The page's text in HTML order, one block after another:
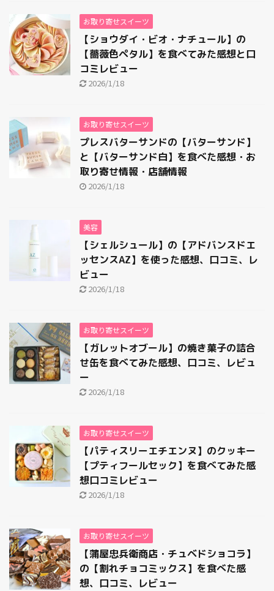
お取り寄せスイーツ
【ショウダイ・ビオ・ナチュール】の
【薔薇色ペタル】を食べてみた感想と口
コミレビュー
2026/1/18
お取り寄せスイーツ
プレスバターサンドの【バターサンド】
と【バターサンド白】を食べた感想・お
取り寄せ情報・店舗情報
2026/1/18
美容
【シェルシュール】の【アドバンスドエ
ッセンスAZ】を使った感想、口コミ、レ
ビュー
2026/1/18
お取り寄せスイーツ
【ガレットオブール】の焼き菓子の詰合
せ缶を食べてみた感想、口コミ、レビュ
ー
2026/1/18
お取り寄せスイーツ
【パティスリーエチエンヌ】のクッキー
【プティフールセック】を食べてみた感
想口コミレビュー
2026/1/18
お取り寄せスイーツ
【蒲屋忠兵衛商店・チュベドショコラ】
の【割れチョコミックス】を食べた感
想、口コミ、レビュー